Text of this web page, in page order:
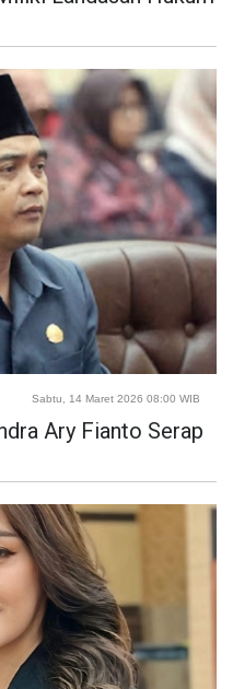
Sabtu, 14 Maret 2026 08:00 WIB
Ary Fianto Serap